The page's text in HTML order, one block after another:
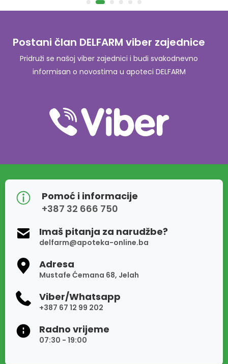
Postani član DELFARM viber zajednice
Pridruži se našoj viber zajednici i budi svakodnevno
informisan o novostima u apoteci DELFARM
Pomoć i informacije
+387 32 666 750
Imaš pitanja za narudžbe?
delfarm@apoteka-online.ba
Adresa
Mustafe Ćemana 68, Jelah
Viber/Whatsapp
+387 67 12 99 202
Radno vrijeme
07:30 - 19:00